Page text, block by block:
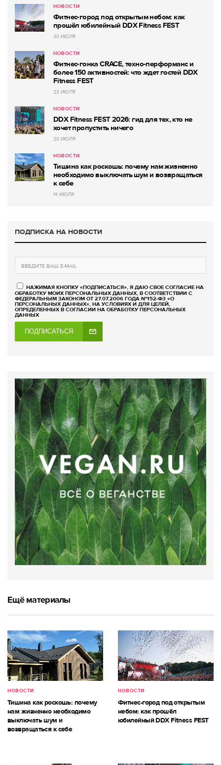
НОВОСТИ
Фитнес-город под открытым небом: как
прошёл юбилейный DDX Fitness FEST
30 ИЮЛЯ
НОВОСТИ
Фитнес-гонка CRACE, техно-перформанс и
более 150 активностей: что ждет гостей DDX
Fitness FEST
23 ИЮЛЯ
НОВОСТИ
DDX Fitness FEST 2026: гид для тех, кто не
хочет пропустить ничего
20 ИЮЛЯ
НОВОСТИ
Тишина как роскошь: почему нам жизненно
необходимо выключать шум и возвращаться
к себе
14 ИЮЛЯ
ПОДПИСКА НА НОВОСТИ
НАЖИМАЯ КНОПКУ «ПОДПИСАТЬСЯ», Я ДАЮ СВОЕ СОГЛАСИЕ НА
ОБРАБОТКУ МОИХ ПЕРСОНАЛЬНЫХ ДАННЫХ, В СООТВЕТСТВИИ С
ФЕДЕРАЛЬНЫМ ЗАКОНОМ ОТ 27.07.2006 ГОДА №152-ФЗ «О
ПЕРСОНАЛЬНЫХ ДАННЫХ», НА УСЛОВИЯХ И ДЛЯ ЦЕЛЕЙ,
ОПРЕДЕЛЕННЫХ В СОГЛАСИИ НА ОБРАБОТКУ ПЕРСОНАЛЬНЫХ
ДАННЫХ
ПОДПИСАТЬСЯ
Ещё материалы
НОВОСТИ
Тишина как роскошь: почему
нам жизненно необходимо
выключать шум и
возвращаться к себе
НОВОСТИ
Фитнес-город под открытым
небом: как прошёл
юбилейный DDX Fitness FEST